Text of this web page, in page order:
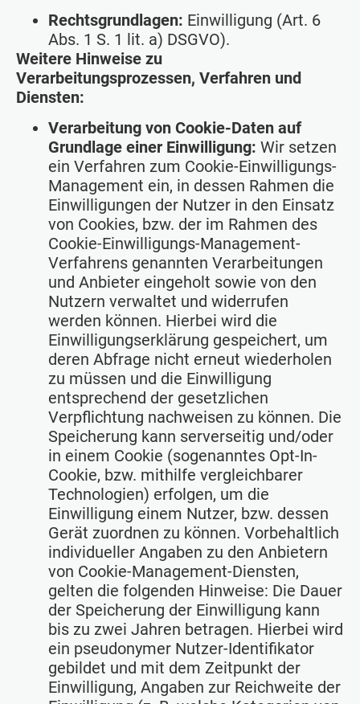
Rechtsgrundlagen: Einwilligung (Art. 6
Abs. 1 S. 1 lit. a) DSGVO).
Weitere Hinweise zu
Verarbeitungsprozessen, Verfahren und
Diensten:
Verarbeitung von Cookie-Daten auf
Grundlage einer Einwilligung: Wir setzen
ein Verfahren zum Cookie-Einwilligungs-
Management ein, in dessen Rahmen die
Einwilligungen der Nutzer in den Einsatz
von Cookies, bzw. der im Rahmen des
Cookie-Einwilligungs-Management-
Verfahrens genannten Verarbeitungen
und Anbieter eingeholt sowie von den
Nutzern verwaltet und widerrufen
werden können. Hierbei wird die
Einwilligungserklärung gespeichert, um
deren Abfrage nicht erneut wiederholen
zu müssen und die Einwilligung
entsprechend der gesetzlichen
Verpflichtung nachweisen zu können. Die
Speicherung kann serverseitig und/oder
in einem Cookie (sogenanntes Opt-In-
Cookie, bzw. mithilfe vergleichbarer
Technologien) erfolgen, um die
Einwilligung einem Nutzer, bzw. dessen
Gerät zuordnen zu können. Vorbehaltlich
individueller Angaben zu den Anbietern
von Cookie-Management-Diensten,
gelten die folgenden Hinweise: Die Dauer
der Speicherung der Einwilligung kann
bis zu zwei Jahren betragen. Hierbei wird
ein pseudonymer Nutzer-Identifikator
gebildet und mit dem Zeitpunkt der
Einwilligung, Angaben zur Reichweite der